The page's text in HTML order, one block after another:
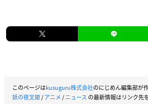
このページはkusuguru株式会社のにじめん編集部が
妖の夜叉姫/アニメ/ニュース の最新情報はリンク先